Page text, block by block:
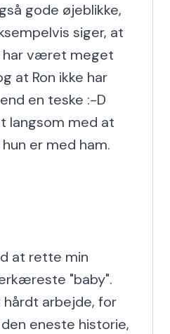
gode øjeblikke,
siger, at
har været meget
at Ron ikke har
en teske :-D
langsom med at
er med ham.
at rette min
"baby".
arbejde, for
eneste historie,